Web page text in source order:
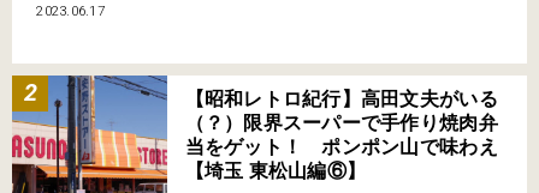
2023.06.17
【昭和レトロ紀行】高田文夫がいる
（？）限界スーパーで手作り焼肉弁
当をゲット！ ポンポン山で味わえ
【埼玉 東松山編⑥】